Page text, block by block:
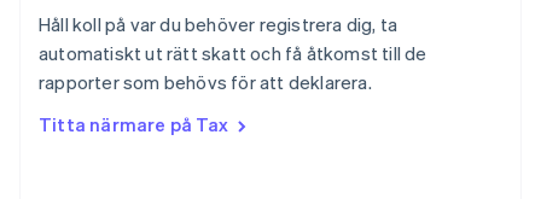
Håll koll på var du behöver registrera dig, ta
automatiskt ut rätt skatt och få åtkomst till de
rapporter som behövs för att deklarera.
Titta närmare på Tax
Schweiz
DeutschFrançaisItalianoEnglish
Singapore
Slovakien